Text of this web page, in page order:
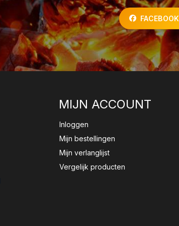
FACEBOOK
MIJN ACCOUNT
Inloggen
Mijn bestellingen
Mijn verlanglijst
Vergelijk producten